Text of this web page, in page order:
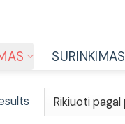
SURINKIMAS